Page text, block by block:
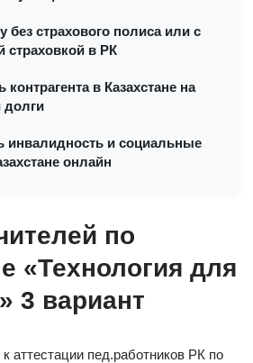
без страхового полиса или с
страховкой в РК
контрагента в Казахстане на
долги
инвалидность и социальные
онлайн
по
«Технология для
3 вариант
аттестации пед.работников РК по